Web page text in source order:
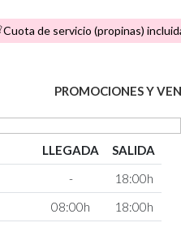
Cuota de servicio (propinas)
PROMOCIONES Y
LLEGADA
SALIDA
-
18:00h
08:00h
18:00h